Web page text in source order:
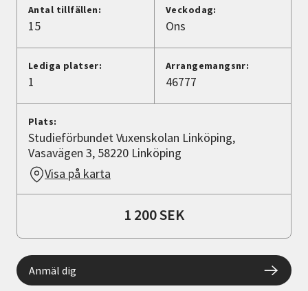
Antal tillfällen:
15
Veckodag:
Ons
Lediga platser:
1
Arrangemangsnr:
46777
Plats:
Studieförbundet Vuxenskolan Linköping,
Vasavägen 3, 58220 Linköping
Visa på karta
1 200 SEK
Anmäl dig